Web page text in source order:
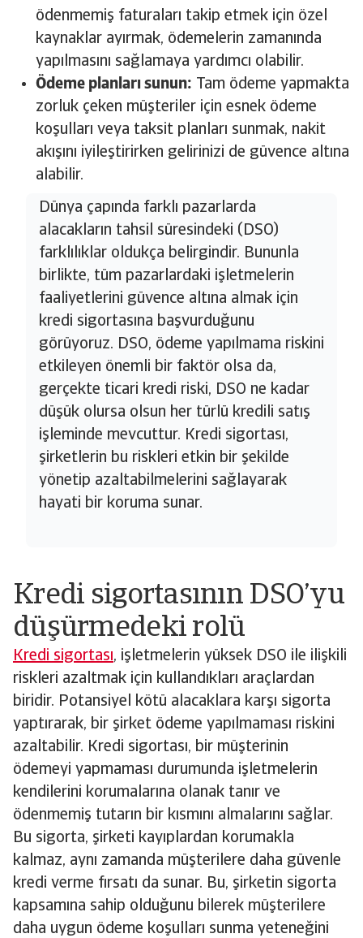
ödenmemiş faturaları takip etmek için özel
kaynaklar ayırmak, ödemelerin zamanında
yapılmasını sağlamaya yardımcı olabilir.
Ödeme planları sunun: Tam ödeme yapmakta
zorluk çeken müşteriler için esnek ödeme
koşulları veya taksit planları sunmak, nakit
akışını iyileştirirken gelirinizi de güvence altına
alabilir.
Dünya çapında farklı pazarlarda
alacakların tahsil süresindeki (DSO)
farklılıklar oldukça belirgindir. Bununla
birlikte, tüm pazarlardaki işletmelerin
faaliyetlerini güvence altına almak için
kredi sigortasına başvurduğunu
görüyoruz. DSO, ödeme yapılmama riskini
etkileyen önemli bir faktör olsa da,
gerçekte ticari kredi riski, DSO ne kadar
düşük olursa olsun her türlü kredili satış
işleminde mevcuttur. Kredi sigortası,
şirketlerin bu riskleri etkin bir şekilde
yönetip azaltabilmelerini sağlayarak
hayati bir koruma sunar.
Kredi sigortasının DSO’yu
düşürmedeki rolü
Kredi sigortası, işletmelerin yüksek DSO ile ilişkili
riskleri azaltmak için kullandıkları araçlardan
biridir. Potansiyel kötü alacaklara karşı sigorta
yaptırarak, bir şirket ödeme yapılmaması riskini
azaltabilir. Kredi sigortası, bir müşterinin
ödemeyi yapmaması durumunda işletmelerin
kendilerini korumalarına olanak tanır ve
ödenmemiş tutarın bir kısmını almalarını sağlar.
Bu sigorta, şirketi kayıplardan korumakla
kalmaz, aynı zamanda müşterilere daha güvenle
kredi verme fırsatı da sunar. Bu, şirketin sigorta
kapsamına sahip olduğunu bilerek müşterilere
daha uygun ödeme koşulları sunma yeteneğini